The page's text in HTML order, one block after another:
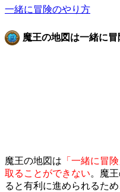
一緒に冒険のやり方
魔王の地図は一緒に
魔王の地図は 「一緒に冒
取ることができない。魔
ると有利に進められるた